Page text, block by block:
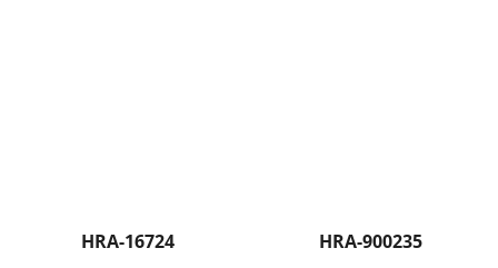
HRA-16724
HRA-900235